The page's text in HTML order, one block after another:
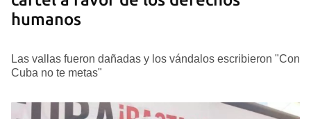
humanos
Las vallas fueron dañadas y los vándalos escribieron "Con
Cuba no te metas"